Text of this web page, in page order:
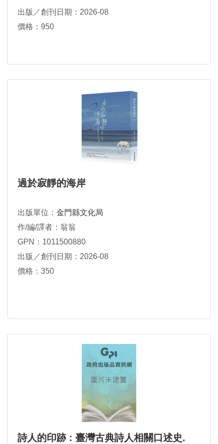
出版／創刊日期：2026-08
價格：950
過於寂靜的海岸
出版單位： 金門縣文化局
作/編/譯者：翁翁
GPN：1011500880
出版／創刊日期：2026-08
價格：350
詩人的印跡 : 臺灣古典詩人相關口述史.